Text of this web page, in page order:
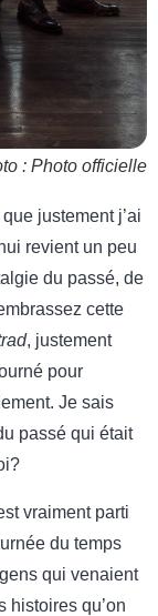
: Photo officielle
justement j’ai
revient un peu
du passé, de
cette
, justement
pour
Je sais
passé qui était
vraiment parti
du temps
qui venaient
histoires qu’on